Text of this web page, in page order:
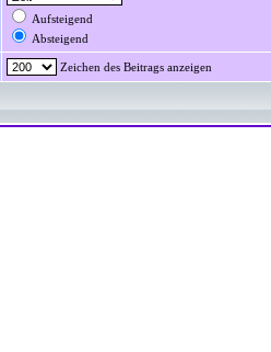
Aufsteigend
Absteigend
Zeichen des Beitrags anzeigen